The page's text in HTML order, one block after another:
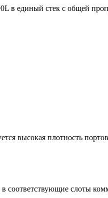
в единый стек с общей
высокая плотность
соответствующие слоты